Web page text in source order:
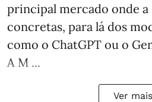
principal mercado onde a
concretas, para lá dos
como o ChatGPT ou o
A M ...
Ver mais